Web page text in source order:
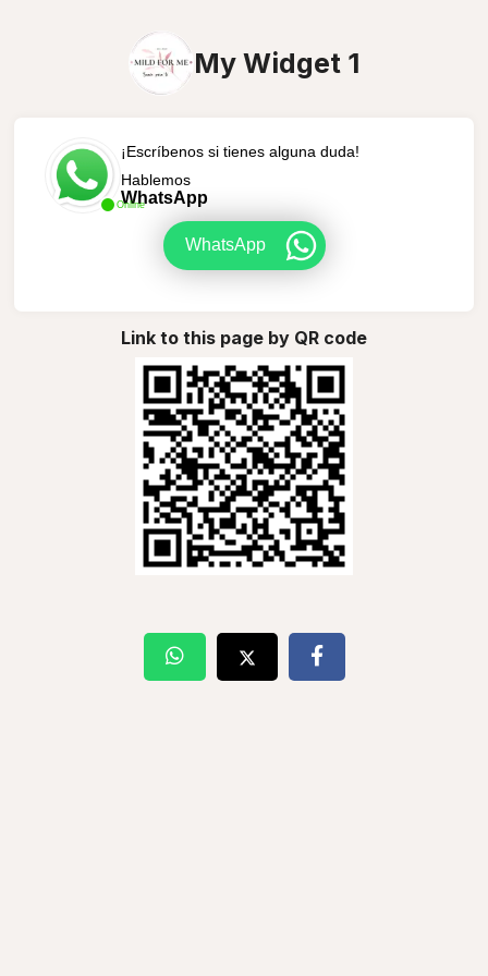
My Widget 1
Online
¡Escríbenos si tienes alguna duda!
Hablemos
WhatsApp
WhatsApp
Link to this page by QR code